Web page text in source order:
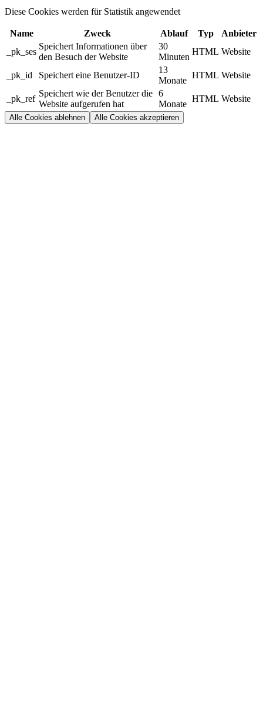
Diese Cookies werden für Statistik angewendet
Name Zweck Ablauf Typ
Anbieter
_pk_ses
Speichert Informationen über
den Besuch der Website
30
Minuten
HTML Website
_pk_id Speichert eine Benutzer-ID
13
Monate
HTML Website
_pk_ref
Speichert wie der Benutzer die
Website aufgerufen hat
6
Monate
HTML Website
Alle Cookies ablehnen Alle Cookies akzeptieren